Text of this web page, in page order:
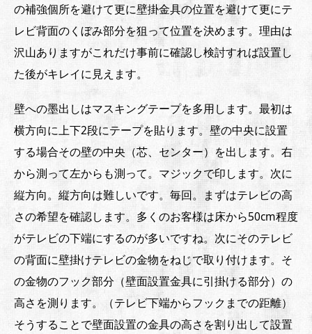
の補強個所を避けて更に壁掛金具の位置を避けて更にテ
レビ背面のくぼみ部分を狙って位置を決めます。理由は
沢山ありますがこれだけ事前に確認し検討すれば設置し
た後がキレイに見えます。
壁への墨出しはマスキングテープを多用します。最初は
横方向に上下2段にテープを貼ります。壁の中央に設置
する場合その壁の中央（芯、センター）を出します。右
から測って左からも測って。マジックで印します。次に
縦方向。縦方向は難しいです。毎回。まずはテレビの高
さの希望を確認します。多くのお客様は床から50cm程度
がテレビの下端にするのが多いですね。次にそのテレビ
の背面に壁掛けテレビの金物をねじで取り付けます。そ
の金物のフック部分（壁面設置金具に引掛ける部分）の
高さを測ります。（テレビ下端からフックまでの距離）
そうすることで壁面設置の金具の高さを割り出して設置